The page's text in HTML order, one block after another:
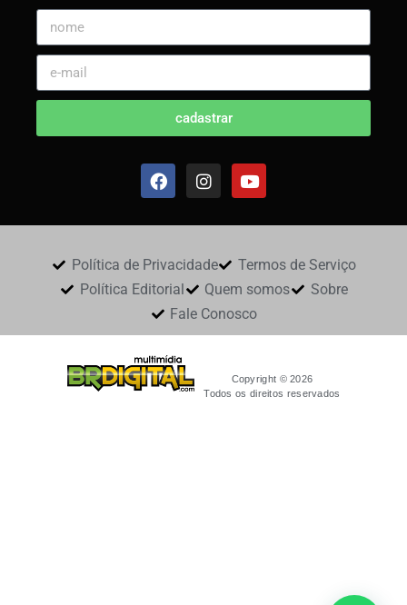
cadastrar
Política de Privacidade
Termos de Serviço
Política Editorial
Quem somos
Sobre
Fale Conosco
Copyright © 2026
Todos os direitos reservados